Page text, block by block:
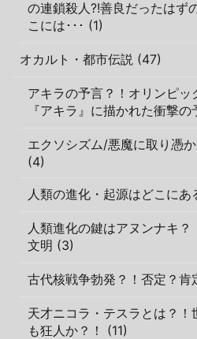
の連鎖殺人?!善良だったはず
こには･･･ (1)
オカルト・都市伝説 (47)
アキラの予言？！オリンピ
『アキラ』に描かれた衝撃
エクソシズム/悪魔に取り憑
(4)
人類の進化・起源はどこにあ
人類進化の鍵はアヌンナキ
文明 (3)
古代核戦争勃発？！否定？
天才ニコラ・テスラとは？！
も狂人か？！ (11)